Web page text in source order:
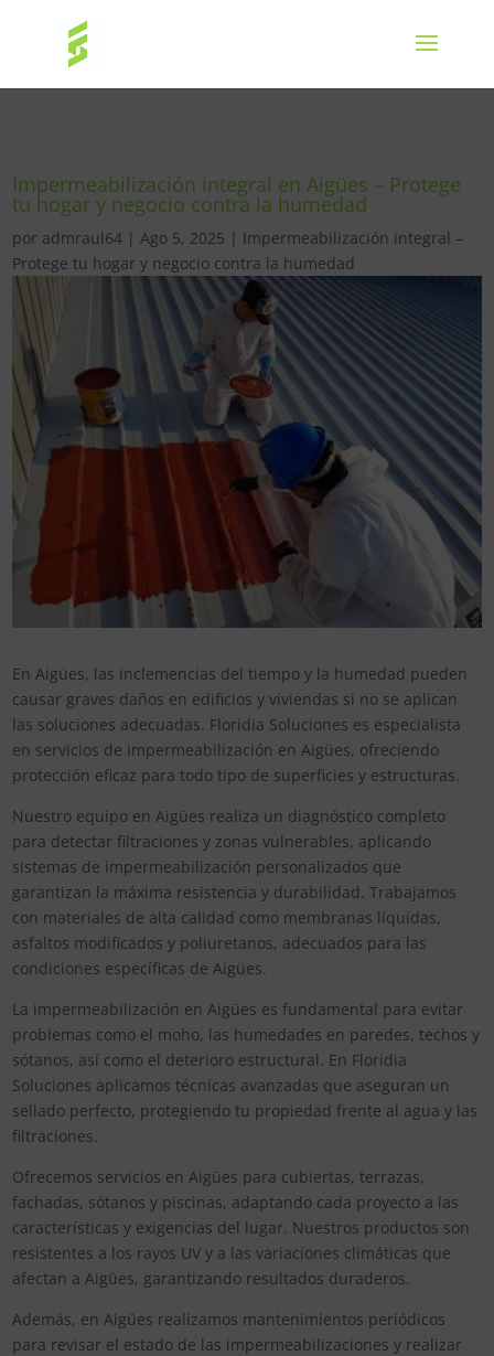
Impermeabilización integral en Aigües – Protege
tu hogar y negocio contra la humedad
por admraul64 |Ago 5, 2025 | Impermeabilización integral –
Protege tu hogar y negocio contra la humedad
En Aigües, las inclemencias del tiempo y la humedad pueden
causar graves daños en edificios y viviendas si no se aplican
las soluciones adecuadas. Floridia Soluciones es especialista
en servicios de impermeabilización en Aigües, ofreciendo
protección eficaz para todo tipo de superficies y estructuras.
Nuestro equipo en Aigües realiza un diagnóstico completo
para detectar filtraciones y zonas vulnerables, aplicando
sistemas de impermeabilización personalizados que
garantizan la máxima resistencia y durabilidad. Trabajamos
con materiales de alta calidad como membranas líquidas,
asfaltos modificados y poliuretanos, adecuados para las
condiciones específicas de Aigües.
La impermeabilización en Aigües es fundamental para evitar
problemas como el moho, las humedades en paredes, techos y
sótanos, así como el deterioro estructural. En Floridia
Soluciones aplicamos técnicas avanzadas que aseguran un
sellado perfecto, protegiendo tu propiedad frente al agua y las
filtraciones.
Ofrecemos servicios en Aigües para cubiertas, terrazas,
fachadas, sótanos y piscinas, adaptando cada proyecto a las
características y exigencias del lugar. Nuestros productos son
resistentes a los rayos UV y a las variaciones climáticas que
afectan a Aigües, garantizando resultados duraderos.
Además, en Aigües realizamos mantenimientos periódicos
para revisar el estado de las impermeabilizaciones y realizar